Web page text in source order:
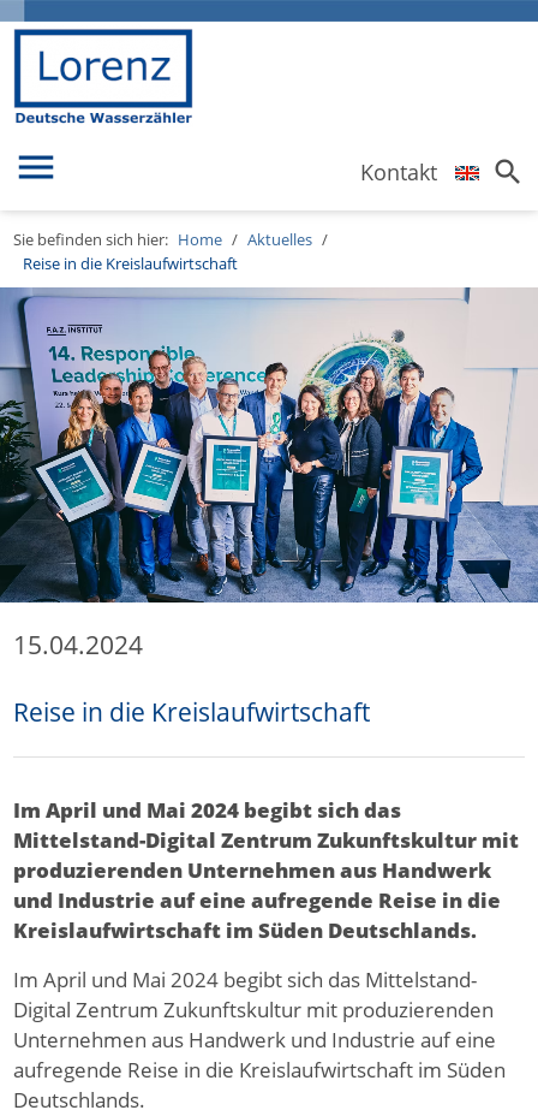
search
Kontakt
menu
Sie befinden sich hier: Home / Aktuelles /
Reise in die Kreislaufwirtschaft
15.04.2024
Reise in die Kreislaufwirtschaft
Im April und Mai 2024 begibt sich das
Mittelstand-Digital Zentrum Zukunftskultur mit
produzierenden Unternehmen aus Handwerk
und Industrie auf eine aufregende Reise in die
Kreislaufwirtschaft im Süden Deutschlands.
Im April und Mai 2024 begibt sich das Mittelstand-
Digital Zentrum Zukunftskultur mit produzierenden
Unternehmen aus Handwerk und Industrie auf eine
aufregende Reise in die Kreislaufwirtschaft im Süden
Deutschlands.